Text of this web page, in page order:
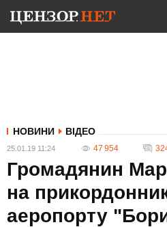
НОВИНИ ВІДЕО
25.01.19 11:24 47 954
Громадянин
на
аеропорту